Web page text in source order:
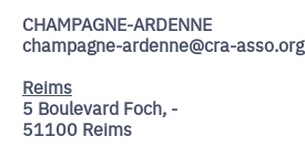
CHAMPAGNE-ARDENNE
champagne-ardenne@cra-asso.org
Reims
5 Boulevard Foch, -
51100 Reims